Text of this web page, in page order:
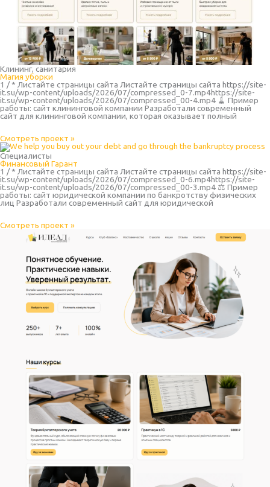
Клининг, санитария
Магия уборки
1 / * Листайте страницы сайта Листайте страницы сайта https://site-
it.su/wp-content/uploads/2026/07/compressed_0-7.mp4https://site-
it.su/wp-content/uploads/2026/07/compressed_00-4.mp4 🧹 Пример
работы: сайт клининговой компании Разработали современный
сайт для клининговой компании, которая оказывает полный
Смотреть проект »
Специалисты
Финансовый Гарант
1 / * Листайте страницы сайта Листайте страницы сайта https://site-
it.su/wp-content/uploads/2026/07/compressed_0-6.mp4https://site-
it.su/wp-content/uploads/2026/07/compressed_00-3.mp4 ⚖️ Пример
работы: сайт юридической компании по банкротству физических
лиц Разработали современный сайт для юридической
Смотреть проект »